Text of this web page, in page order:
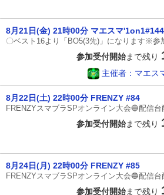
8月21日(金) 21時00分 マエスマ
参加受付開始まで残り
主催者：マエス
8月22日(土) 22時00分 FRENZY #84
参加受付開始まで残り
8月24日(月) 22時00分 FRENZY #85
参加受付開始まで残り